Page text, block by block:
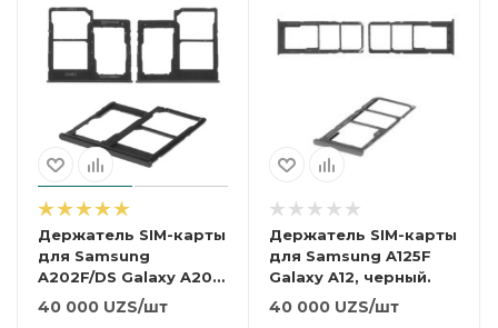
Держатель SIM-карты
для Samsung
A202F/DS Galaxy A20e,
черный.
40 000 UZS/шт
Держатель SIM-карты
для Samsung A125F
Galaxy A12, черный.
40 000 UZS/шт